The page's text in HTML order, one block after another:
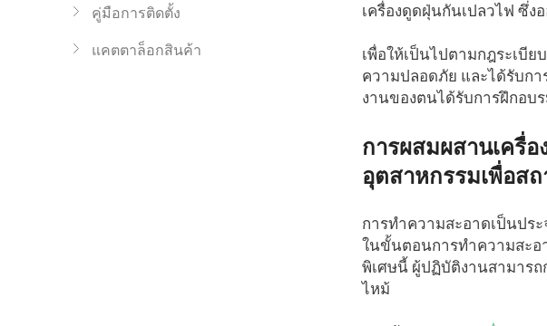
คู่มือการติดตั้ง
แคตตาล็อกสินค้า
เครื่องดูดฝุ่นกันเปลวไฟ ซึ่ง
เพื่อให้เป็นไปตามกฎระเบี
ความปลอดภัย และได้รับก
งานของตนได้รับการฝึกอบ
การผสมผสานเครื่
อุตสาหกรรมเพื่อส
การทำความสะอาดเป็นปร
ในขั้นตอนการทำความสะอ
พิเศษนี้ ผู้ปฏิบัติงานสามาร
ไหม้